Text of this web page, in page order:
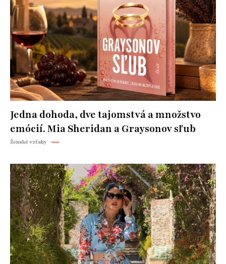
Jedna dohoda, dve tajomstvá a množstvo
emócií. Mia Sheridan a Graysonov sľub
Ženské vzťahy